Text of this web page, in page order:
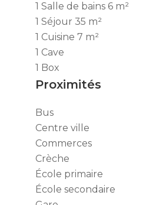
1 Salle de bains 6 m²
1 Séjour 35 m²
1 Cuisine 7 m²
1 Cave
1 Box
Proximités
Bus
Centre ville
Commerces
Crèche
École primaire
École secondaire